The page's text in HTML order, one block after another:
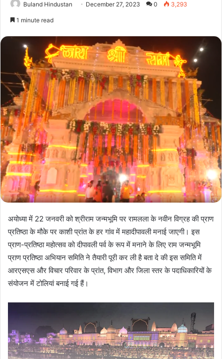
Buland Hindustan December 27, 2023 0 3,293
1 minute read
अयोध्या में 22 जनवरी को श्रीराम जन्मभूमि पर रामलला के नवीन विग्रह की प्राण
प्रतिष्ठा के मौके पर काशी प्रांत के हर गांव में महादीपावली मनाई जाएगी। इस
प्राण-प्रतिष्ठा महोत्सव को दीपावली पर्व के रूप में मनाने के लिए राम जन्मभूमि
प्राण प्रतिष्ठा अभियान समिति ने तैयारी पूरी कर ली है बता दे की इस समिति में
आरएसएस और विचार परिवार के प्रांत, विभाग और जिला स्तर के पदाधिकारियों के
संयोजन में टोलियां बनाई गई हैं।